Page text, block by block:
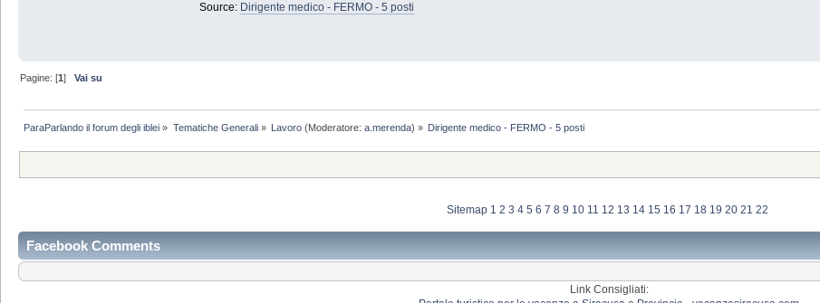
Source: Dirigente medico - FERMO - 5 posti
Pagine: [1]Vai su
ParaParlando il forum degli iblei » Tematiche Generali» Lavoro(Moderatore: a.merenda) » Dirigente medico - FERMO - 5 posti
Sitemap 1 2 3 4 5 6 7 8 9 10 11 12 13 14 15 16 17 18 19 20 21 22
Facebook Comments
Link Consigliati: